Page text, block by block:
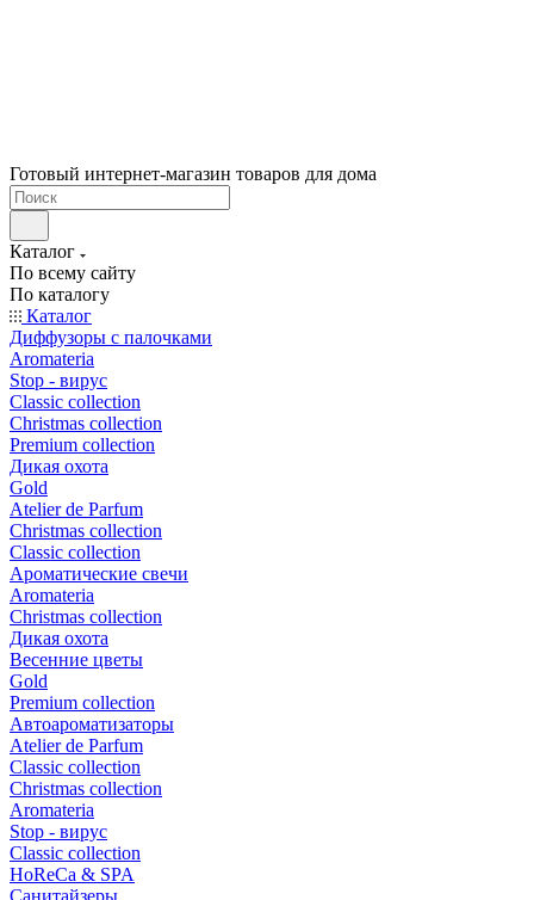
Готовый интернет-магазин товаров для дома
Каталог
По всему сайту
По каталогу
Каталог
Диффузоры с палочками
Aromateria
Stop - вирус
Сlassic collection
Сhristmas collection
Premium collection
Дикая охота
Gold
Atelier de Parfum
Christmas collection
Classic collection
Ароматические свечи
Aromateria
Сhristmas collection
Дикая охота
Весенние цветы
Gold
Premium collection
Автоароматизаторы
Atelier de Parfum
Classic collection
Christmas collection
Aromateria
Stop - вирус
Сlassic collection
HoReCa & SPA
Санитайзеры